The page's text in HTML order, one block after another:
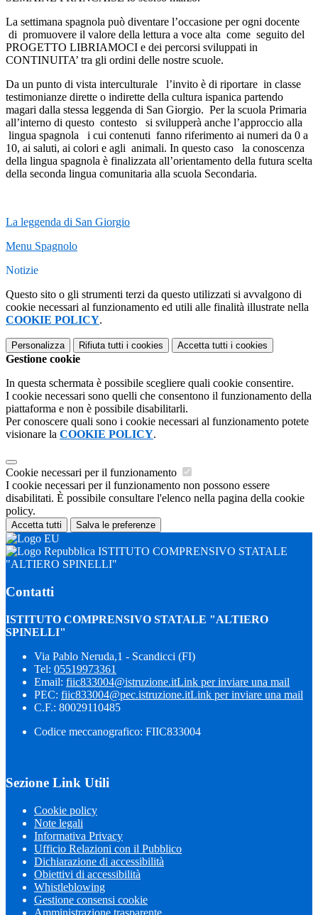
La settimana spagnola può diventare l’occasione per ogni docente
di promuovere il valore della lettura a voce alta come seguito del
PROGETTO LIBRIAMOCI e dei percorsi sviluppati in
CONTINUITA’ tra gli ordini delle nostre scuole.
Da un punto di vista interculturale l’invito è di riportare in classe
testimonianze dirette o indirette della cultura ispanica partendo
magari dalla stessa leggenda di San Giorgio. Per la scuola Primaria
all’interno di questo contesto si svilupperà anche l’approccio alla
lingua spagnola i cui contenuti fanno riferimento ai numeri da 0 a
10, ai saluti, ai colori e agli animali. In questo caso la conoscenza
della lingua spagnola è finalizzata all’orientamento della futura scelta
della seconda lingua comunitaria alla scuola Secondaria.
La leggenda di San Giorgio
Menu Spagnolo
Notizie
Questo sito o gli strumenti terzi da questo utilizzati si avvalgono di
cookie necessari al funzionamento ed utili alle finalità illustrate nella
COOKIE POLICY.
Personalizza Rifiuta tutti i cookies Accetta tutti i cookies
Gestione cookie
In questa schermata è possibile scegliere quali cookie consentire.
I cookie necessari sono quelli che consentono il funzionamento della
piattaforma e non è possibile disabilitarli.
Per conoscere quali sono i cookie necessari al funzionamento potete
visionare la COOKIE POLICY.
Cookie necessari per il funzionamento
I cookie necessari per il funzionamento non possono essere
disabilitati. È possibile consultare l'elenco nella pagina della cookie
policy.
Accetta tutti Salva le preferenze
ISTITUTO COMPRENSIVO STATALE
"ALTIERO SPINELLI"
Contatti
ISTITUTO COMPRENSIVO STATALE "ALTIERO
SPINELLI"
Via Pablo Neruda,1 - Scandicci (FI)
Tel: 05519973361
Email: fiic833004@istruzione.itLink per inviare una mail
PEC: fiic833004@pec.istruzione.itLink per inviare una mail
C.F.: 80029110485
Codice meccanografico: FIIC833004
Sezione Link Utili
Cookie policy
Note legali
Informativa Privacy
Ufficio Relazioni con il Pubblico
Dichiarazione di accessibilità
Obiettivi di accessibilità
Whistleblowing
Gestione consensi cookie
Amministrazione trasparente